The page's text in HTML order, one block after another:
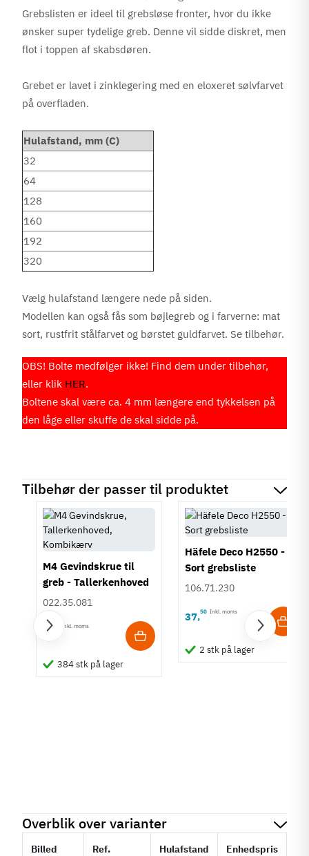
Grebslisten er ideel til grebsløse fronter, hvor du ikke
ønsker super tydelige greb. Denne vil sidde diskret, men
flot i toppen af skabsdøren.
Grebet er lavet i zinklegering med en eloxeret sølvfarvet
på overfladen.
Hulafstand, mm (C)
32
64
128
160
192
320
Vælg hulafstand længere nede på siden.
Modellen kan også fås som bøjlegreb og i farverne: mat
sort, rustfrit stålfarvet og børstet guldfarvet. Se tilbehør.
OBS! Bolte medfølger ikke! Find dem under tilbehør,
eller klik HER.
Boltene skal være ca. 4 mm længere end tykkelsen på
den låge eller skuffe de skal sidde på.
Tilbehør der passer til produktet
M4 Gevindskrue til
greb - Tallerkenhoved
- Krydskærv
022.35.081
1,15 Inkl. moms
384 stk på lager
Häfele Deco H2550 -
Sort grebsliste
106.71.230
37,50 Inkl. moms
2 stk på lager
Overblik over varianter
Billed Ref. Hulafstand Enhedspris